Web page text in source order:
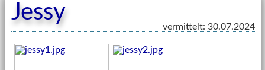
Jessy
vermittelt: 30.07.2024